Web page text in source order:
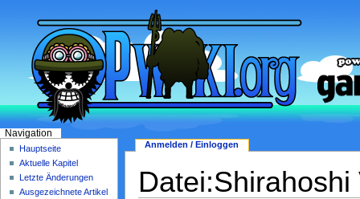
Anmelden / Einloggen
Navigation
Hauptseite
Aktuelle Kapitel
Letzte Änderungen
Ausgezeichnete Artikel